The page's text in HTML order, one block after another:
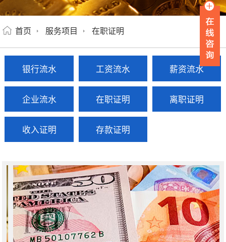
首页 服务项目 在职证明
银行流水 工资流水 薪资流水
企业流水 在职证明 离职证明
收入证明 存款证明